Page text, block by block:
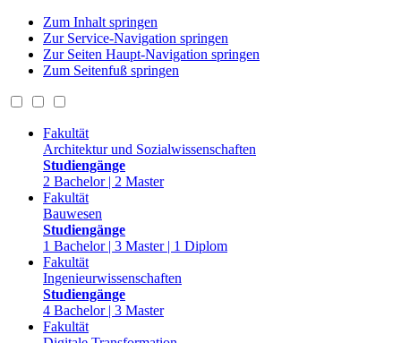
Zum Inhalt springen
Zur Service-Navigation springen
Zur Seiten Haupt-Navigation springen
Zum Seitenfuß springen
Fakultät
Architektur und Sozialwissenschaften
Studiengänge
2 Bachelor | 2 Master
Fakultät
Bauwesen
Studiengänge
1 Bachelor | 3 Master | 1 Diplom
Fakultät
Ingenieurwissenschaften
Studiengänge
4 Bachelor | 3 Master
Fakultät